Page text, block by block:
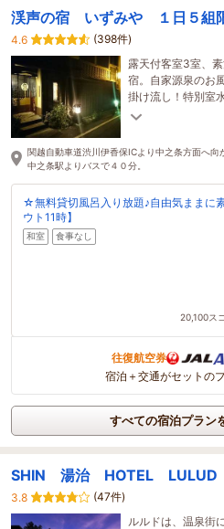
渓声の宿 いずみや １日５組
4.6
(398件)
露天付客室3室、
宿。自家源泉のお
掛け流し！特別室
のお子様はお泊り
関越自動車道渋川伊香保ICより中之条方面へ向
中之条駅よりバスで４０分。
☆無料貸切風呂入り放題♪自由気ままに
ウト11時】
和室 食事なし
20,100ス
往復航空券
宿泊＋交通がセットの
すべての宿泊プラン
SHIN 湯治 HOTEL LULUD
3.8
(47件)
ルルドは、温泉街